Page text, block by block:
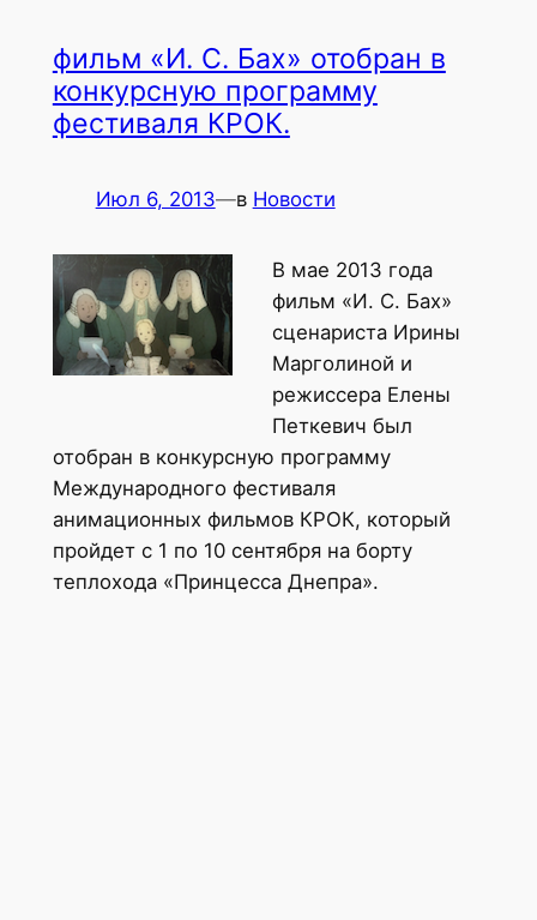
фильм «И. С. Бах» отобран в
конкурсную программу
фестиваля КРОК.
Июл 6, 2013—в Новости
В мае 2013 года
фильм «И. С. Бах»
сценариста Ирины
Марголиной и
режиссера Елены
Петкевич был
отобран в конкурсную программу
Международного фестиваля
анимационных фильмов КРОК, который
пройдет с 1 по 10 сентября на борту
теплохода «Принцесса Днепра».